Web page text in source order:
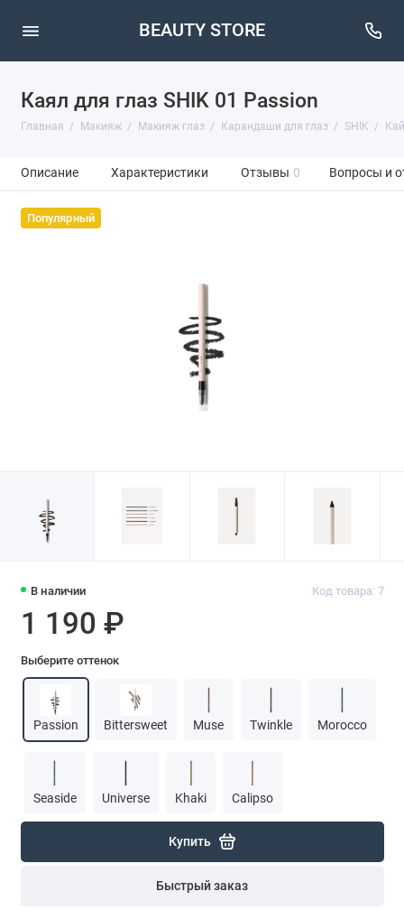
BEAUTY STORE
Каял для глаз SHIK 01 Passion
Главная Макияж Макияж глаз Карандаши для глаз SHIK
Описание Характеристики Отзывы 0 Вопросы и
Популярный
В наличии Код товара: 7
1 190 ₽
Выберите оттенок
Passion Bittersweet Muse Twinkle Morocco
Seaside Universe Khaki Calipso
Купить
Быстрый заказ